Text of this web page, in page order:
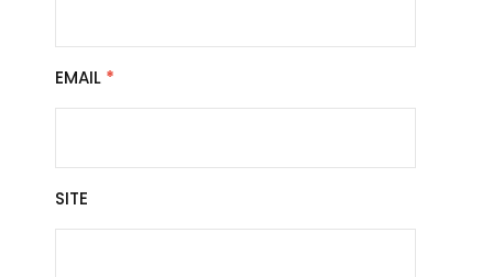
EMAIL *
SITE